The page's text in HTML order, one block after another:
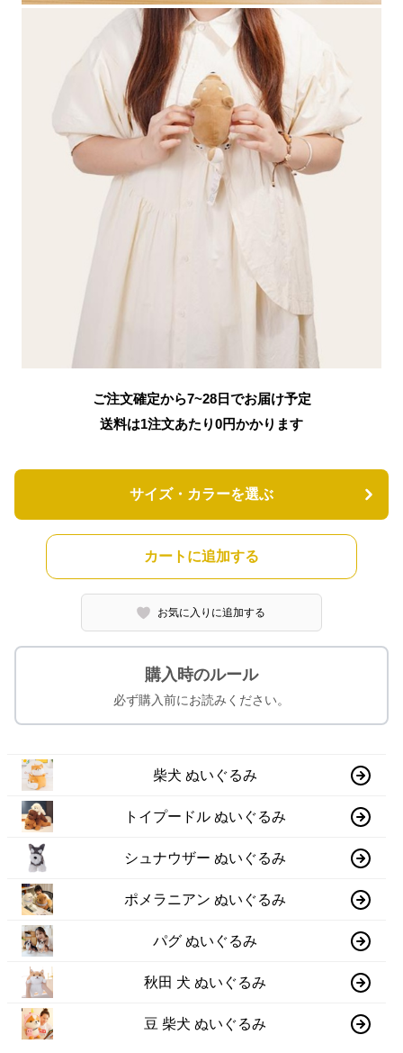
ご注文確定から7~28日でお届け予定
送料は1注文あたり0円かかります
サイズ・カラーを選ぶ
カートに追加する
お気に入りに追加する
購入時のルール
必ず購入前にお読みください。
柴犬 ぬいぐるみ
トイプードル ぬいぐるみ
シュナウザー ぬいぐるみ
ポメラニアン ぬいぐるみ
パグ ぬいぐるみ
秋田 犬 ぬいぐるみ
豆 柴犬 ぬいぐるみ